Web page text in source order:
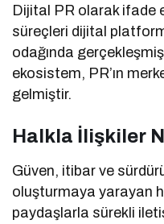
Dijital PR olarak ifade
süreçleri dijital
odağında
ekosistem, PR’ın
gelmiştir.
Halkla İlişkiler
Güven, itibar ve
oluşturmaya yarayan
paydaşlarla sürekli